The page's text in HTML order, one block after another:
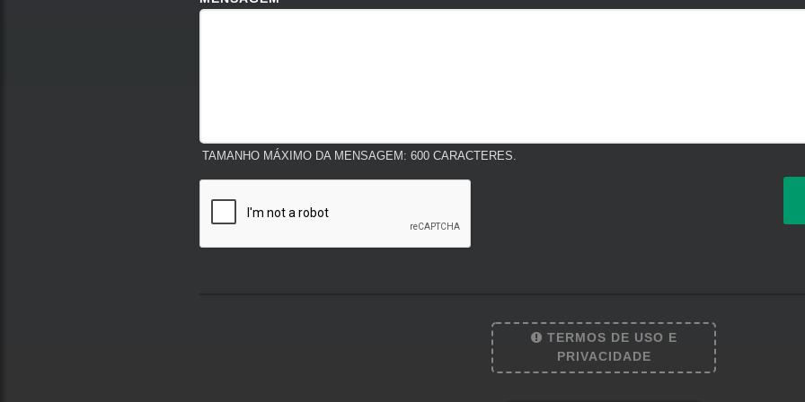
TAMANHO MÁXIMO DA MENSAGEM: 600 CARACTERES.
TERMOS DE USO E
PRIVACIDADE